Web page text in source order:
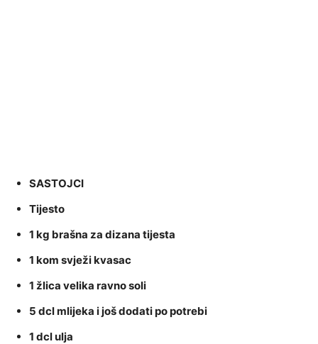
SASTOJCI
Tijesto
1 kg brašna za dizana tijesta
1 kom svježi kvasac
1 žlica velika ravno soli
5 dcl mlijeka i još dodati po potrebi
1 dcl ulja